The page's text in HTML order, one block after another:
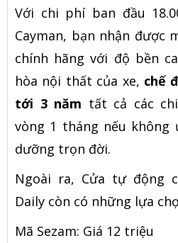
Với chi phí ban đầu
Cayman, bạn nhận được
chính hãng với độ bền
hòa nội thất của xe, chế
tới 3 năm tất cả các
vòng 1 tháng nếu không
dưỡng trọn đời.
Ngoài ra, Cửa tự động
Daily còn có những lựa
Mã Sezam: Giá 12 triệu